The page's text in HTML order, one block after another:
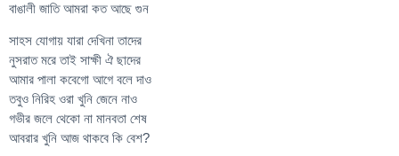
বাঙালী জাতি আমরা কত আছে গুন
সাহস যোগায় যারা দেখিনা তাদের
নুসরাত মরে তাই সাক্ষী ঐ ছাদের
আমার পালা কবেগো আগে বলে দাও
তবুও নিরিহ ওরা খুনি জেনে নাও
গভীর জলে থেকো না মানবতা শেষ
আবরার খুনি আজ থাকবে কি বেশ?